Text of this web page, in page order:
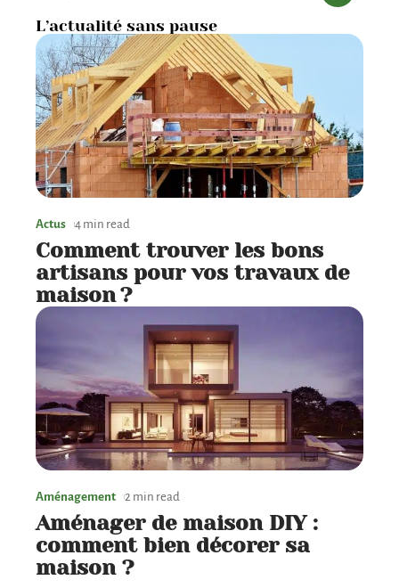
L’actualité sans pause
Actus 4 min read
Comment trouver les bons
artisans pour vos travaux de
maison ?
Aménagement 2 min read
Aménager de maison DIY :
comment bien décorer sa
maison ?